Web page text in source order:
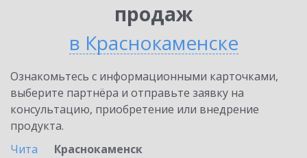
продаж
в Краснокаменске
Ознакомьтесь с информационными карточками,
выберите партнёра и отправьте заявку на
консультацию, приобретение или внедрение
продукта.
Чита
Краснокаменск